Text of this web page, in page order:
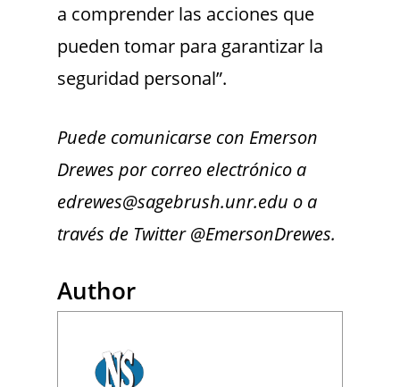
a comprender las acciones que
pueden tomar para garantizar la
seguridad personal”.
Puede comunicarse con Emerson
Drewes por correo electrónico a
edrewes@sagebrush.unr.edu o a
través de Twitter@EmersonDrewes.
Author